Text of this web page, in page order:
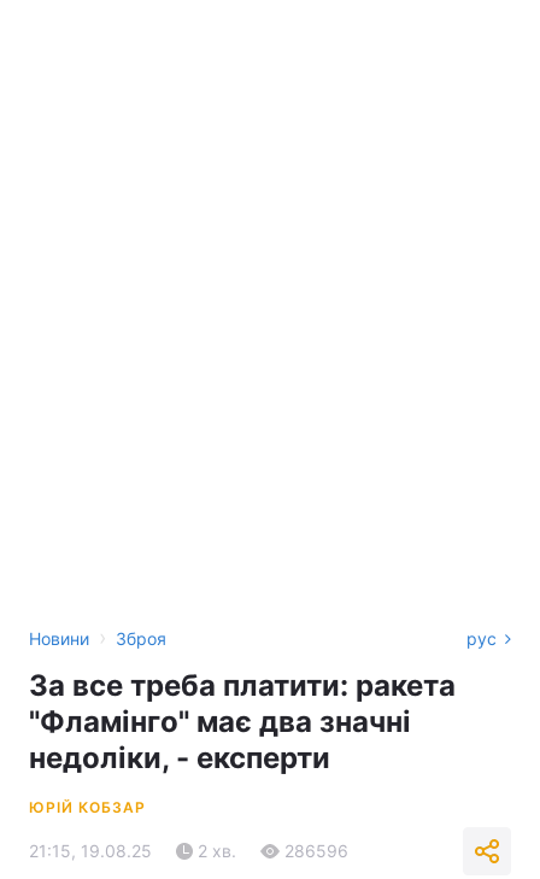
Новини › Зброя рус
За все треба платити: ракета
"Фламінго" має два значні
недоліки, - експерти
ЮРІЙ КОБЗАР
21:15, 19.08.25 2 хв. 286596